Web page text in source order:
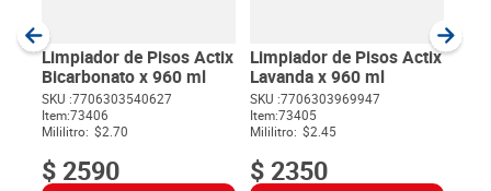
Limpiador de Pisos Actix
Bicarbonato x 960 ml
SKU :7706303540627
Item:73406
Mililitro: $2.70
$ 2590
Limpiador de Pisos Actix
Lavanda x 960 ml
SKU :7706303969947
Item:73405
Mililitro: $2.45
$ 2350